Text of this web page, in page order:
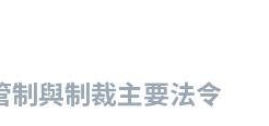
制與制裁主要法令